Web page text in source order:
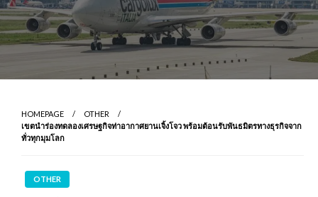
HOMEPAGE
OTHER
เขตนำร่องทดลองเศรษฐกิจท่าอากาศยานเจิ้งโจว พร้อมต้อนรับพันธมิตรทางธุรกิจจาก
ทั่วทุกมุมโลก
OTHER